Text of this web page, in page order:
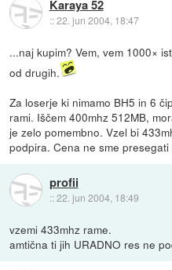
Karaya 52
::22. jun 2004, 18:47
...naj kupim? Vem, vem 1000×
od drugih.
Za loserje ki nimamo BH5 in 6
rami. Iščem 400mhz 512MB,
je zelo pomembno. Vzel bi
podpira. Cena ne sme
profii
::22. jun 2004, 18:49
vzemi 433mhz rame.
amtična ti jih URADNO res ne